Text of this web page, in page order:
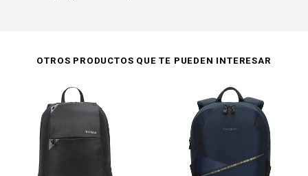
OTROS PRODUCTOS QUE TE PUEDEN INTERESAR